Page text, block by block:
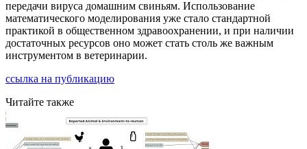
передачи вируса домашним свиньям. Использование
математического моделирования уже стало стандартной
практикой в общественном здравоохранении, и при наличии
достаточных ресурсов оно может стать столь же важным
инструментом в ветеринарии.
ссылка на публикацию
Читайте также